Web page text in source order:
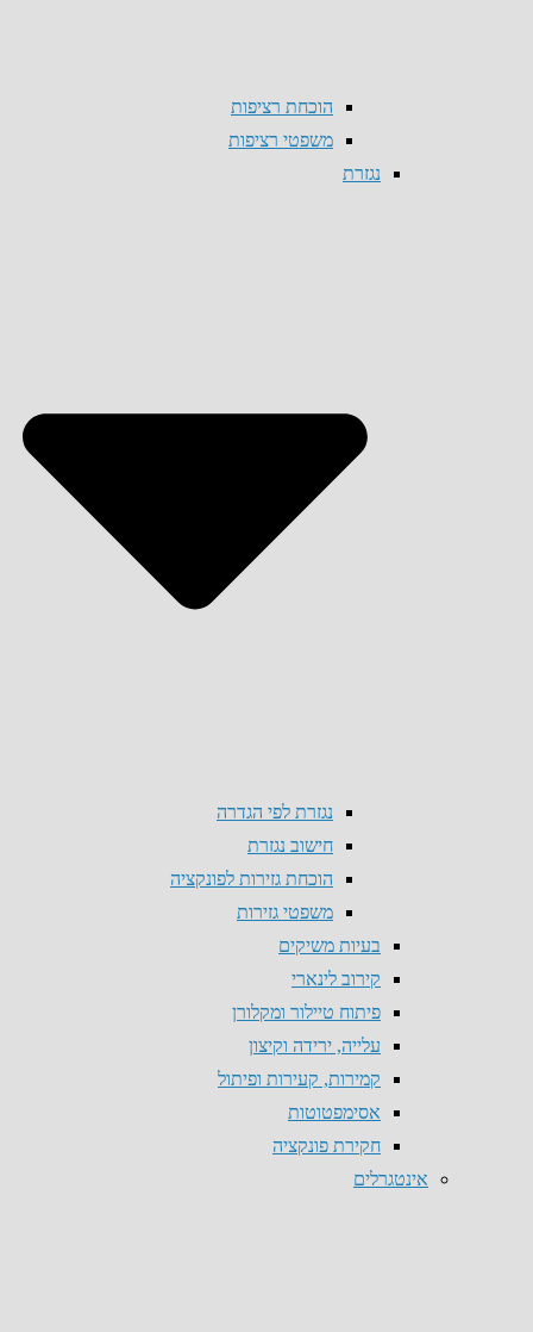
הוכחת רציפות
משפטי רציפות
נגזרת
נגזרת לפי הגדרה
חישוב נגזרת
הוכחת גזירות לפונקציה
משפטי גזירות
בעיות משיקים
קירוב לינארי
פיתוח טיילור ומקלורן
עלייה, ירידה וקיצון
קמירות, קעירות ופיתול
אסימפטוטות
חקירת פונקציה
אינטגרלים